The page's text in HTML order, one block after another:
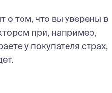
о том, что вы уверены в
при, например,
у покупателя страх,